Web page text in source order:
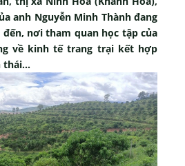
anh Nguyễn Minh Thành đang
nơi tham quan học tập của
về kinh tế trang trại kết hợp
thái…